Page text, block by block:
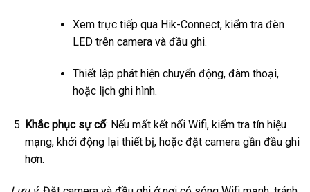
Xem trực tiếp qua Hik-Connect, kiểm tra đèn
LED trên camera và đầu ghi.
Thiết lập phát hiện chuyển động, đàm thoại,
hoặc lịch ghi hình.
Khắc phục sự cố: Nếu mất kết nối Wifi, kiểm tra tín hiệu
mạng, khởi động lại thiết bị, hoặc đặt camera gần đầu ghi
hơn.